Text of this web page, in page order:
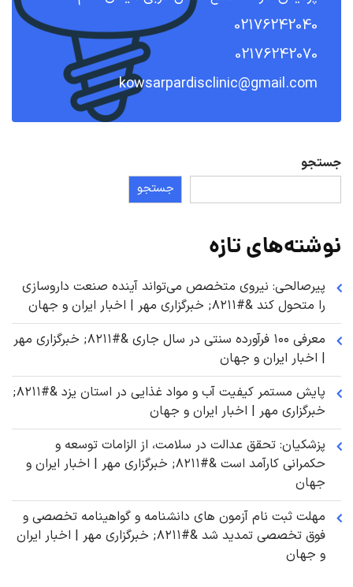
02176242040
02176242070
kowsarpardisclinic@gmail.com
جستجو
جستجو
نوشته‌های تازه
پیرصالحی: نیروی متخصص می‌تواند آینده صنعت داروسازی
را متحول کند &#۸۲۱۱; خبرگزاری مهر | اخبار ایران و جهان
معرفی ۱۰۰ فرآورده سنتی در سال جاری &#۸۲۱۱; خبرگزاری مهر
| اخبار ایران و جهان
پایش مستمر کیفیت آب و مواد غذایی در استان یزد &#۸۲۱۱;
خبرگزاری مهر | اخبار ایران و جهان
پزشکیان: تحقق عدالت در سلامت، از الزامات توسعه و
حکمرانی کارآمد است &#۸۲۱۱; خبرگزاری مهر | اخبار ایران و
جهان
مهلت ثبت نام آزمون های دانشنامه و گواهینامه تخصصی و
فوق تخصصی تمدید شد &#۸۲۱۱; خبرگزاری مهر | اخبار ایران
و جهان